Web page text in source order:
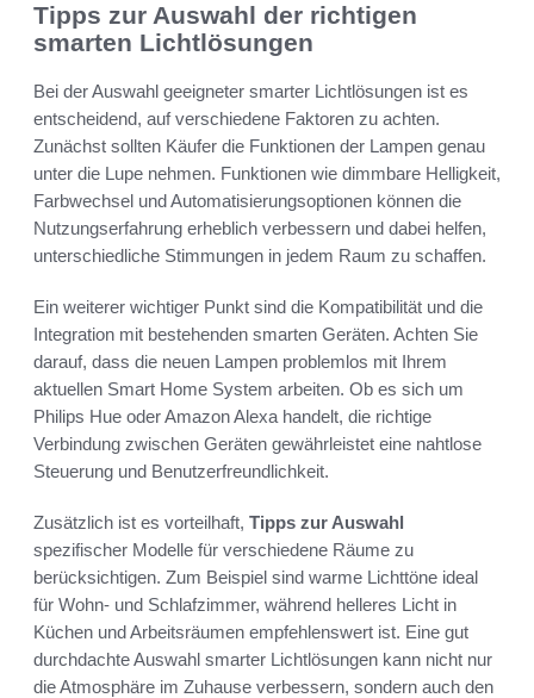
Tipps zur Auswahl der richtigen
smarten Lichtlösungen
Bei der Auswahl geeigneter smarter Lichtlösungen ist es
entscheidend, auf verschiedene Faktoren zu achten.
Zunächst sollten Käufer die Funktionen der Lampen genau
unter die Lupe nehmen. Funktionen wie dimmbare Helligkeit,
Farbwechsel und Automatisierungsoptionen können die
Nutzungserfahrung erheblich verbessern und dabei helfen,
unterschiedliche Stimmungen in jedem Raum zu schaffen.
Ein weiterer wichtiger Punkt sind die Kompatibilität und die
Integration mit bestehenden smarten Geräten. Achten Sie
darauf, dass die neuen Lampen problemlos mit Ihrem
aktuellen Smart Home System arbeiten. Ob es sich um
Philips Hue oder Amazon Alexa handelt, die richtige
Verbindung zwischen Geräten gewährleistet eine nahtlose
Steuerung und Benutzerfreundlichkeit.
Zusätzlich ist es vorteilhaft, Tipps zur Auswahl
spezifischer Modelle für verschiedene Räume zu
berücksichtigen. Zum Beispiel sind warme Lichttöne ideal
für Wohn- und Schlafzimmer, während helleres Licht in
Küchen und Arbeitsräumen empfehlenswert ist. Eine gut
durchdachte Auswahl smarter Lichtlösungen kann nicht nur
die Atmosphäre im Zuhause verbessern, sondern auch den